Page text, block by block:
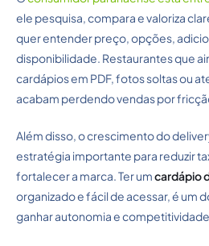
ele pesquisa, compara e valoriza
quer entender preço, opções,
disponibilidade. Restaurantes que
cardápios em PDF, fotos soltas ou
acabam perdendo vendas por
Além disso, o crescimento do
estratégia importante para reduzir
fortalecer a marca. Ter umcardápio
organizado e fácil de acessar, é um
ganhar autonomia e competitividade